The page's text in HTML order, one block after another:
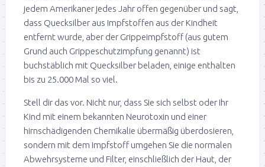
jedem Amerikaner jedes Jahr offen gegenüber und sagt,
dass Quecksilber aus Impfstoffen aus der Kindheit
entfernt wurde, aber der Grippeimpfstoff (aus gutem
Grund auch Grippeschutzimpfung genannt) ist
buchstäblich mit Quecksilber beladen, einige enthalten
bis zu 25.000 Mal so viel.
Stell dir das vor. Nicht nur, dass Sie sich selbst oder Ihr
Kind mit einem bekannten Neurotoxin und einer
hirnschädigenden Chemikalie übermäßig überdosieren,
sondern mit dem Impfstoff umgehen Sie die normalen
Abwehrsysteme und Filter, einschließlich der Haut, der